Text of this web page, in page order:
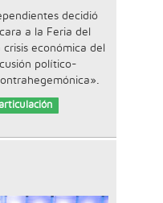
decidió
a la Feria del
económica del
político-